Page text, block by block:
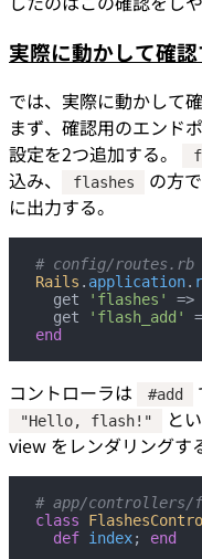
実際に動かして確認
では、実際に動かして
まず、確認用のエンド
設定を2つ追加する。
込み、
flashes
の方
に出力する。
# config/routes.rb
Rails . application.
  get
'flashes' =>
  get
'flash_add'
end
コントローラは #add
"Hello, flash!" と
view をレンダリングす
# app/controllers/
class
  def
index; end